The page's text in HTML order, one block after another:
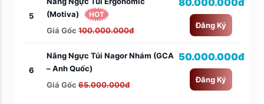
5
(Motiva)
HOT
Giá Gốc 100.000.000đ
80.000.000đ
Đăng Ký
6
Nâng Ngực Túi Nagor Nhám (GCA
– Anh Quốc)
Giá Gốc 65.000.000đ
50.000.000đ
Đăng Ký